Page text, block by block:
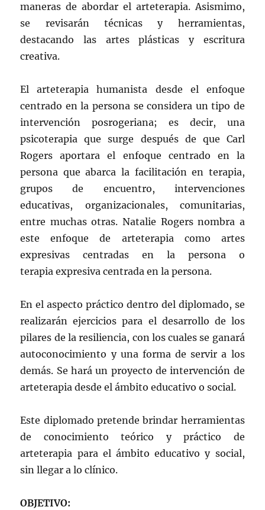
maneras de abordar el arteterapia. Asismimo,
se revisarán técnicas y herramientas,
destacando las artes plásticas y escritura
creativa.
El arteterapia humanista desde el enfoque
centrado en la persona se considera un tipo de
intervención posrogeriana; es decir, una
psicoterapia que surge después de que Carl
Rogers aportara el enfoque centrado en la
persona que abarca la facilitación en terapia,
grupos de encuentro, intervenciones
educativas, organizacionales, comunitarias,
entre muchas otras. Natalie Rogers nombra a
este enfoque de arteterapia como artes
expresivas centradas en la persona o
terapia expresiva centrada en la persona.
En el aspecto práctico dentro del diplomado, se
realizarán ejercicios para el desarrollo de los
pilares de la resiliencia, con los cuales se ganará
autoconocimiento y una forma de servir a los
demás. Se hará un proyecto de intervención de
arteterapia desde el ámbito educativo o social.
Este diplomado pretende brindar herramientas
de conocimiento teórico y práctico de
arteterapia para el ámbito educativo y social,
sin llegar a lo clínico.
OBJETIVO: